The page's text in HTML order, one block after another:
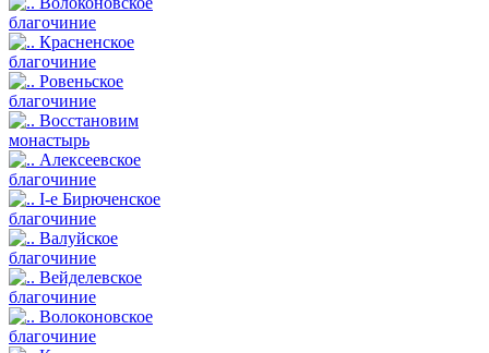
благочиние
Красненское
благочиние
Ровеньское
благочиние
Восстановим
монастырь
Алексеевское
благочиние
I-е Бирюченское
благочиние
Валуйское
благочиние
Вейделевское
благочиние
Волоконовское
благочиние